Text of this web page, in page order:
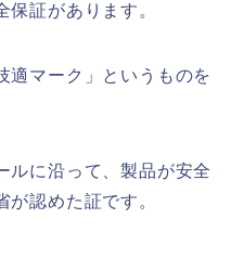
証があります。
適マーク」というものを
ルに沿って、製品が安全
認めた証です。